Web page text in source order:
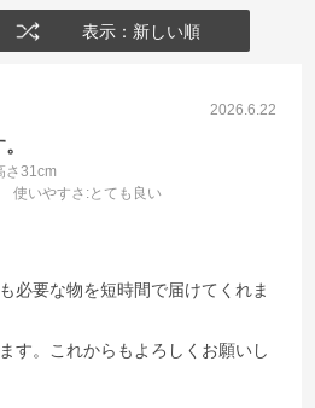
表示：新しい順
2026.6.22
さ31cm
使いやすさ :とても良い
必要な物を短時間で届けてくれま
す。これからもよろしくお願いし